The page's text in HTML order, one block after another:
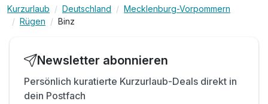
z.B. Nutzung der Bäderbahnen in Binz*
z.B. Strandbenutzung im Ostseebad Binz
z.B. Ermäßigung im Naturerbe Zentrum Rügen
z.B. Ausleihe von Spielen im Haus des Gastes
inkl. WLAN Nutzung im Hotel
Kurzurlaub Deutschland
Mecklenburg-Vorpommern
Rügen
Binz
Newsletter abonnieren
Persönlich kuratierte Kurzurlaub-Deals direkt in
dein Postfach